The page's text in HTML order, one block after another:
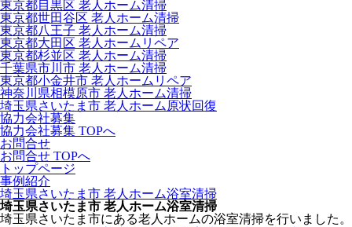
東京都目黒区 老人ホーム清掃
東京都世田谷区 老人ホーム清掃
東京都八王子 老人ホーム清掃
東京都大田区 老人ホームリペア
東京都杉並区 老人ホーム清掃
千葉県市川市 老人ホーム清掃
東京都小金井市 老人ホームリペア
神奈川県相模原市 老人ホーム清掃
埼玉県さいたま市 老人ホーム原状回復
協力会社募集
協力会社募集 TOPへ
お問合せ
お問合せ TOPへ
トップページ
事例紹介
埼玉県さいたま市 老人ホーム浴室清掃
埼玉県さいたま市 老人ホーム浴室清掃
埼玉県さいたま市にある老人ホームの浴室清掃を行いました。